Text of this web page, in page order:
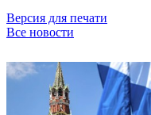
Версия для печати
Все новости